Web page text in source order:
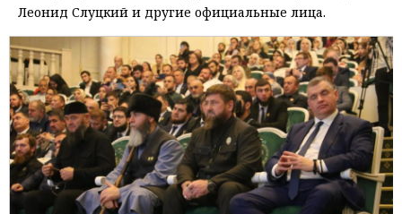
Леонид Слуцкий и другие официальные лица.